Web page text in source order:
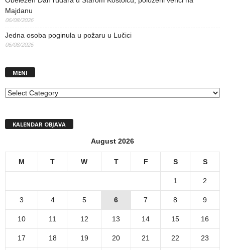
Majdanu
06/08/2026
Jedna osoba poginula u požaru u Lučici
06/08/2026
MENI
MENI
KALENDAR OBJAVA
August 2026
M T W T F S S
1 2
3 4 5 6 7 8 9
10 11 12 13 14 15 16
17 18 19 20 21 22 23